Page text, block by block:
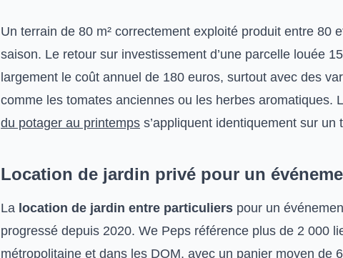
Un terrain de 80 m² correctement exploité produit entre 80
saison. Le retour sur investissement d’une parcelle louée
largement le coût annuel de 180 euros, surtout avec des
comme les tomates anciennes ou les herbes aromatiques.
du potager au printemps s’appliquent identiquement sur un
Location de jardin privé pour un
La location de jardin entre particuliers pour un
progressé depuis 2020. We Peps référence plus de 2 000
métropolitaine et dans les DOM, avec un panier moyen de